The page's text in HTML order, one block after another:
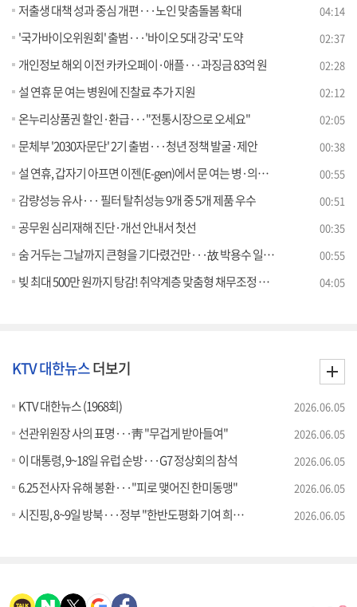
저출생 대책 성과 중심 개편···노인 맞춤돌봄 확대 04:14
'국가바이오위원회' 출범···'바이오 5대 강국' 도약 02:37
개인정보 해외 이전 카카오페이·애플···과징금 83억 원 02:28
설 연휴 문 여는 병원에 진찰료 추가 지원 02:12
온누리상품권 할인·환급···"전통시장으로 오세요" 02:05
문체부 '2030자문단' 2기 출범···청년 정책 발굴·제안 00:38
설 연휴, 갑자기 아프면 이젠(E-gen)에서 문 여는 병·의원 찾으세요 00:55
감량성능 유사··· 필터 탈취성능 9개 중 5개 제품 우수 00:51
공무원 심리재해 진단·개선 안내서 첫선 00:35
숨 거두는 그날까지 큰형을 기다렸건만···故 박용수 일병, 안타까움 속 가족의 품으로 00:55
빚 최대 500만 원까지 탕감! 취약계층 맞춤형 채무조정 지원 강화 [클릭K+] 04:05
KTV 대한뉴스더보기
KTV 대한뉴스 (1968회) 2026.06.05
선관위원장 사의 표명···靑 "무겁게 받아들여" 2026.06.05
이 대통령, 9~18일 유럽 순방···G7 정상회의 참석 2026.06.05
6.25 전사자 유해 봉환···"피로 맺어진 한미동맹" 2026.06.05
시진핑, 8~9일 방북···정부 "한반도평화 기여 희망" 2026.06.05